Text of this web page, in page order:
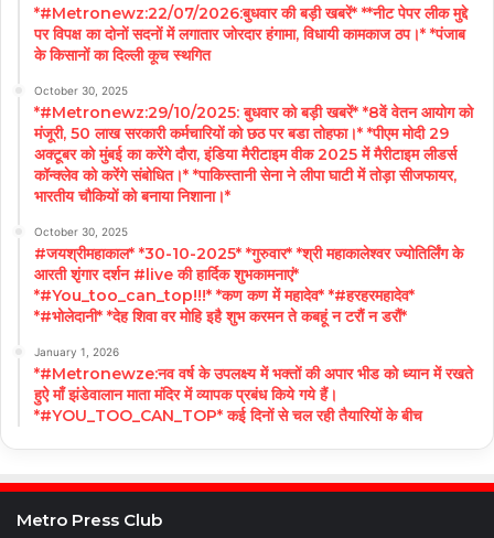
*#Metronewz:22/07/2026:बुधवार की बड़ी खबरें* **नीट पेपर लीक मुद्दे
पर विपक्ष का दोनों सदनों में लगातार जोरदार हंगामा, विधायी कामकाज ठप।* *पंजाब
के किसानों का दिल्ली कूच स्थगित
October 30, 2025
*#Metronewz:29/10/2025: बुधवार को बड़ी खबरें* *8वें वेतन आयोग को
मंजूरी, 50 लाख सरकारी कर्मचारियों को छठ पर बडा तोहफा।* *पीएम मोदी 29
अक्टूबर को मुंबई का करेंगे दौरा, इंडिया मैरीटाइम वीक 2025 में मैरीटाइम लीडर्स
कॉन्क्लेव को करेंगे संबोधित।* *पाकिस्तानी सेना ने लीपा घाटी में तोड़ा सीजफायर,
भारतीय चौकियों को बनाया निशाना।*
October 30, 2025
#जयश्रीमहाकाल* *30-10-2025* *गुरुवार* *श्री महाकालेश्वर ज्योतिर्लिंग के
आरती शृंगार दर्शन #live की हार्दिक शुभकामनाएं*
*#You_too_can_top!!!* *कण कण में महादेव* *#हरहरमहादेव*
*#भोलेदानी* *देह शिवा वर मोहि इहै शुभ करमन ते कबहूं न टरौं न डरौं*
January 1, 2026
*#Metronewze:नव वर्ष के उपलक्ष्य में भक्तों की अपार भीड को ध्यान में रखते
हुऐ माँ झंडेवालान माता मंदिर में व्यापक प्रबंध किये गये हैं।
*#YOU_TOO_CAN_TOP* कई दिनों से चल रही तैयारियों के बीच
Metro Press Club